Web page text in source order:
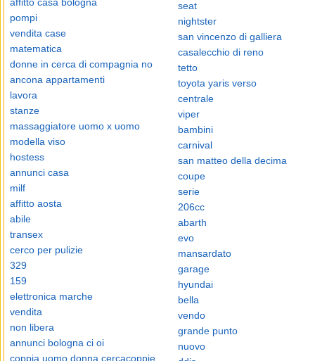
pompi
vendita case
matematica
donne in cerca di compagnia no
ancona appartamenti
lavora
stanze
massaggiatore uomo x uomo
modella viso
hostess
annunci casa
milf
affitto aosta
abile
transex
cerco per pulizie
329
159
elettronica marche
vendita
non libera
annunci bologna ci oi
coppia uomo donna cercacoppie
seat
nightster
san vincenzo di galliera
casalecchio di reno
tetto
toyota yaris verso
centrale
viper
bambini
carnival
san matteo della decima
coupe
serie
206cc
abarth
evo
mansardato
garage
hyundai
bella
vendo
grande punto
nuovo